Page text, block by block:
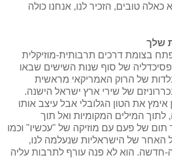
כאלה טובים, הזכיר לנו, אנחנו כולה
בצומת דרכים תרבותית-מוזיקלית
של סוף שנות השישים שבאו
של הרוק האמריקאי מראשית
של שירי ארץ ישראל הישנה.
אימץ את הטון הגלובלי אבל עיצב אותו
המילים המקומיות ואל תוך
תום של פעם עם מוזיקה של "עכשיו" וכמו
האחר של הישראליות שנעלמה לנו,
חדשה. הוא לא פנה עורף לתרבות עליה